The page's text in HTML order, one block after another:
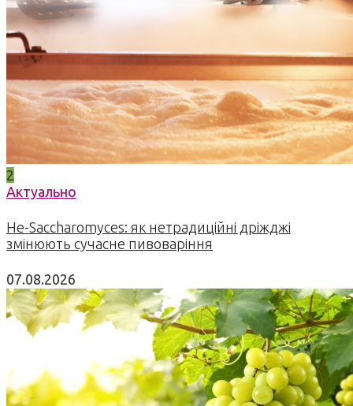
2
Актуально
Не-Saccharomyces: як нетрадиційні дріжджі
змінюють сучасне пивоваріння
07.08.2026